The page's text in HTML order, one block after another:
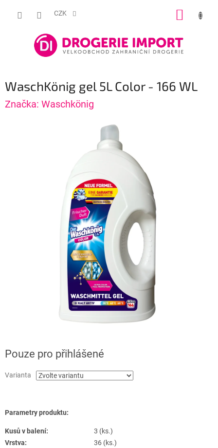
CZK
WaschKönig gel 5L Color - 166 WL
Značka: Waschkönig
Pouze pro přihlášené
Varianta
Parametry produktu:
Kusů v balení:
3 (ks.)
Vrstva:
36 (ks.)